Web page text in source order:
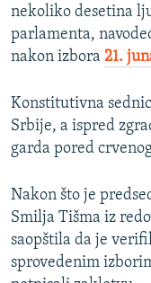
MOJA EVROPA
TRI DECENIJE OD RATA
NASTANAK I RASPAD
nekoliko desetina
parlamenta,
nakon izbora 21.
Konstitutivna
Srbije, a ispred
garda pored
Nakon što je
Smilja Tišma iz
saopštila da je
sprovedenim